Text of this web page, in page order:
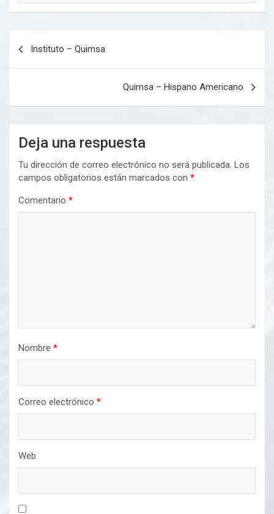
Instituto – Quimsa
Quimsa – Hispano Americano
Deja una respuesta
Tu dirección de correo electrónico no será publicada. Los
campos obligatorios están marcados con *
Comentario *
Nombre *
Correo electrónico *
Web